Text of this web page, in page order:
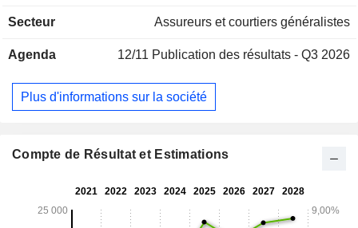
par l'intermédiaire de BPER et BPS) et Linear (assurance
également d'importants actifs diversifiés dans les secteurs
l'agriculture (Tenute del Cerro). La stratégie du groupe est
axée sur l'évolution permanente du leadership dans le
Secteur Assureurs et courtiers généralistes
Agenda 12/11 Publication des résultats - Q3 2026
Plus d'informations sur la société
Compte de Résultat et Estimations